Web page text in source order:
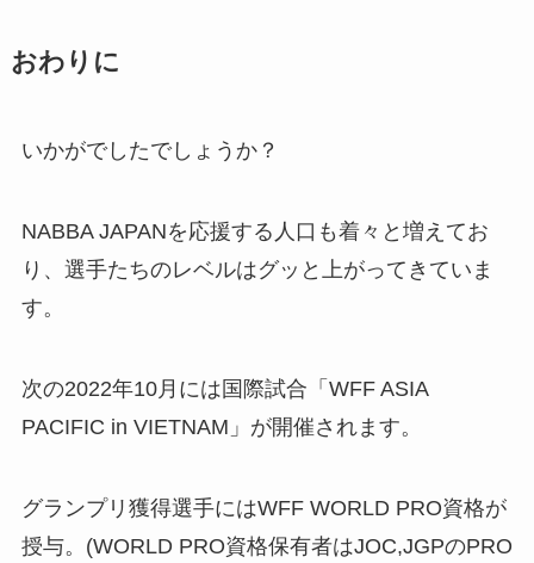
おわりに
いかがでしたでしょうか？
NABBA JAPANを応援する人口も着々と増えてお
り、選手たちのレベルはグッと上がってきていま
す。
次の2022年10月には国際試合「WFF ASIA
PACIFIC in VIETNAM」が開催されます。
グランプリ獲得選手にはWFF WORLD PRO資格が
授与。(WORLD PRO資格保有者はJOC,JGPのPRO